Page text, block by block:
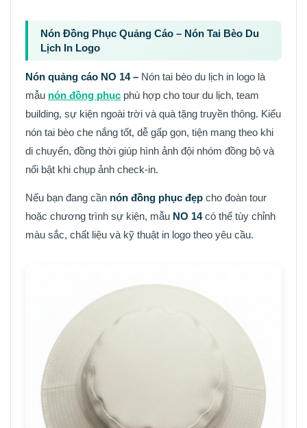
Nón Đồng Phục Quảng Cáo – Nón Tai Bèo Du
Lịch In Logo
Nón quảng cáo NO 14 – Nón tai bèo du lịch in logo là
mẫu nón đồng phục phù hợp cho tour du lịch, team
building, sự kiện ngoài trời và quà tặng truyền thông. Kiểu
nón tai bèo che nắng tốt, dễ gấp gọn, tiện mang theo khi
di chuyển, đồng thời giúp hình ảnh đội nhóm đồng bộ và
nổi bật khi chụp ảnh check-in.
Nếu bạn đang cần nón đồng phục đẹp cho đoàn tour
hoặc chương trình sự kiện, mẫu NO 14có thể tùy chỉnh
màu sắc, chất liệu và kỹ thuật in logo theo yêu cầu.